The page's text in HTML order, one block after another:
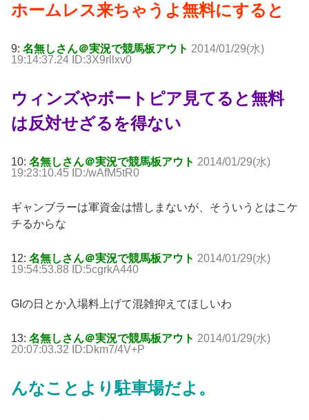
ホームレス来ちゃうよ無料にすると
9: 名無しさん＠実況で競馬板アウト 2014/01/29(水)
19:14:37.24 ID:3X9rllxv0
ウィンズやボートピア見てると無料
は反対せざるを得ない
10: 名無しさん＠実況で競馬板アウト 2014/01/29(水)
19:23:10.45 ID:/wAfM5tR0
ギャンブラーは軍資金は惜しまないが、そういうとはこケ
チるからな
12: 名無しさん＠実況で競馬板アウト 2014/01/29(水)
19:54:53.88 ID:5cgrkA440
GIの日とか入場料上げて混雑抑えてほしいわ
13: 名無しさん＠実況で競馬板アウト 2014/01/29(水)
20:07:03.32 ID:Dkm7/4V+P
んなことより駐車場だよ。